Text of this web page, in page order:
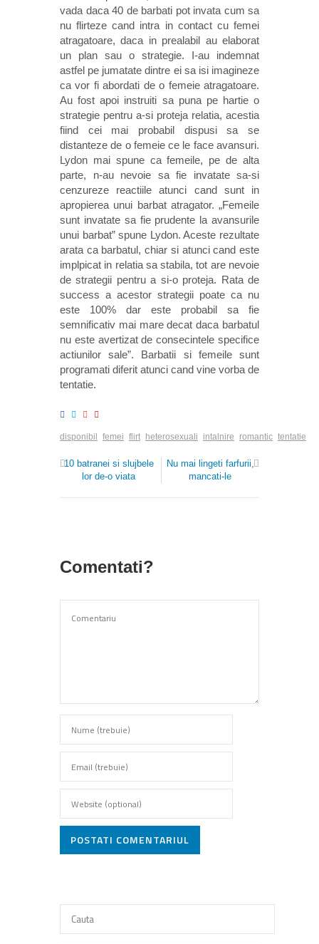
vada daca 40 de barbati pot invata cum sa
nu flirteze cand intra in contact cu femei
atragatoare, daca in prealabil au elaborat
un plan sau o strategie. I-au indemnat
astfel pe jumatate dintre ei sa isi imagineze
ca vor fi abordati de o femeie atragatoare.
Au fost apoi instruiti sa puna pe hartie o
strategie pentru a-si proteja relatia, acestia
fiind cei mai probabil dispusi sa se
distanteze de o femeie ce le face avansuri.
Lydon mai spune ca femeile, pe de alta
parte, n-au nevoie sa fie invatate sa-si
cenzureze reactiile atunci cand sunt in
apropierea unui barbat atragator. „Femeile
sunt invatate sa fie prudente la avansurile
unui barbat” spune Lydon. Aceste rezultate
arata ca barbatul, chiar si atunci cand este
implpicat in relatia sa stabila, tot are nevoie
de strategii pentru a si-o proteja. Rata de
success a acestor strategii poate ca nu
este 100% dar este probabil sa fie
semnificativ mai mare decat daca barbatul
nu este avertizat de consecintele specifice
actiunilor sale”. Barbatii si femeile sunt
programati diferit atunci cand vine vorba de
tentatie.
disponibil femei flirt heterosexuali intalnire romantic tentatie
10 batranei si slujbele
lor de-o viata
Nu mai lingeti farfurii,
mancati-le
Comentati?
POSTATI COMENTARIUL